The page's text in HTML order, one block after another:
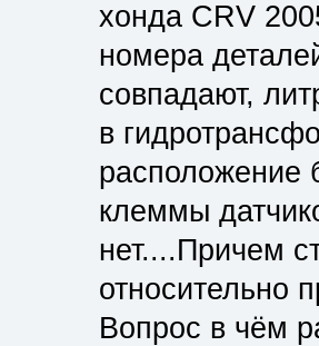
хонда CRV
номера
совпадают,
в
расположение
клеммы
нет....Причем
относительно
Вопрос в чём